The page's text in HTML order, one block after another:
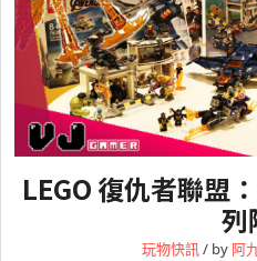
LEGO 復仇者聯盟
列
玩物快訊/ by 阿